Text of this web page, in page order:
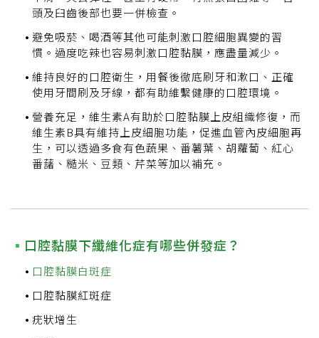
頭及臼齒後部也要一併檢查。
避免吸菸、喝酒等其他可能刺激口腔細胞異變的習
慣。過度吃辣也容易刺激口腔黏膜，應盡量減少。
維持良好的口腔衛生，用餐後徹底刷牙和漱口、正確
使用牙間刷及牙線，都有助維繫健康的口腔環境。
營養充足，維生素A有助於口腔黏膜上皮組織修復，而
維生素B具有維持上皮細胞功能，促進血管內皮細胞再
生，可以透過多食有色蔬果、番薯葉、胡蘿蔔、紅心
番藷、糙米、豆類、芹菜等加以補充。
口腔黏膜下纖維化症有哪些併發症？
口腔黏膜白斑症
口腔黏膜紅斑症
疣狀增生